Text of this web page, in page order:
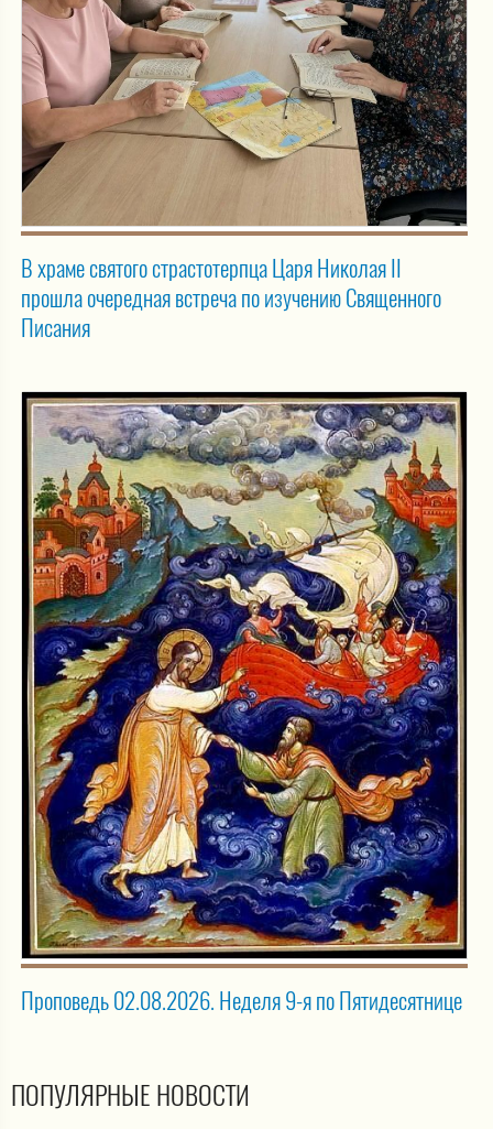
В храме святого страстотерпца Царя Николая II
прошла очередная встреча по изучению Священного
Писания
Проповедь 02.08.2026. Неделя 9-я по Пятидесятнице
ПОПУЛЯРНЫЕ НОВОСТИ